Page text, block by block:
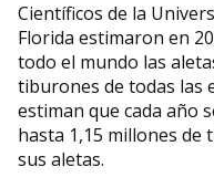
Científicos de la
Florida estimaron en
todo el mundo las
tiburones de todas las
estiman que cada año
hasta 1,15 millones
sus aletas.